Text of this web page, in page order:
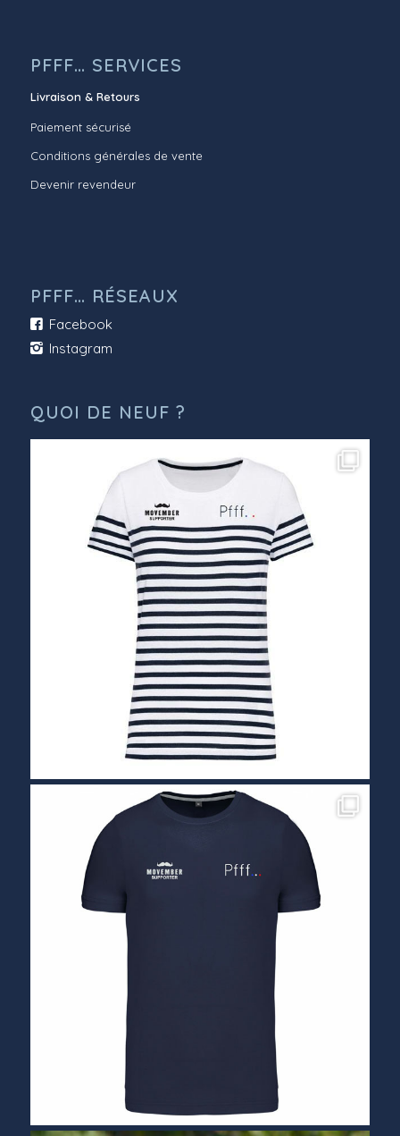
PFFF… SERVICES
Livraison & Retours
Paiement sécurisé
Conditions générales de vente
Devenir revendeur
PFFF… RÉSEAUX
Facebook
Instagram
QUOI DE NEUF ?